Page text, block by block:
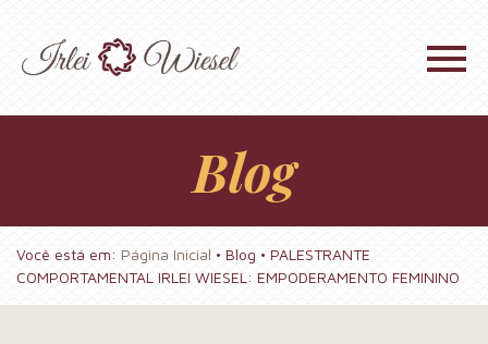
Blog
Você está em: Página Inicial • Blog • PALESTRANTE
COMPORTAMENTAL IRLEI WIESEL: EMPODERAMENTO FEMININO